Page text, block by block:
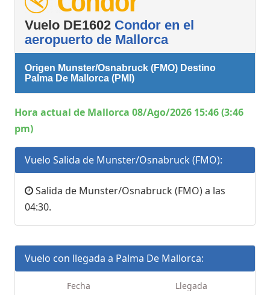
Vuelo DE1602 Condor en el
aeropuerto de Mallorca
Origen Munster/Osnabruck (FMO) Destino
Palma De Mallorca (PMI)
Hora actual de Mallorca 08/Ago/2026 15:46 (3:46
pm)
Vuelo Salida de Munster/Osnabruck (FMO):
Salida de Munster/Osnabruck (FMO) a las
04:30.
Vuelo con llegada a Palma De Mallorca:
Fecha Llegada